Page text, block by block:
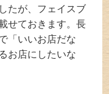
たが、フェイスブ
せておきます。長
「いいお店だな
お店にしたいな